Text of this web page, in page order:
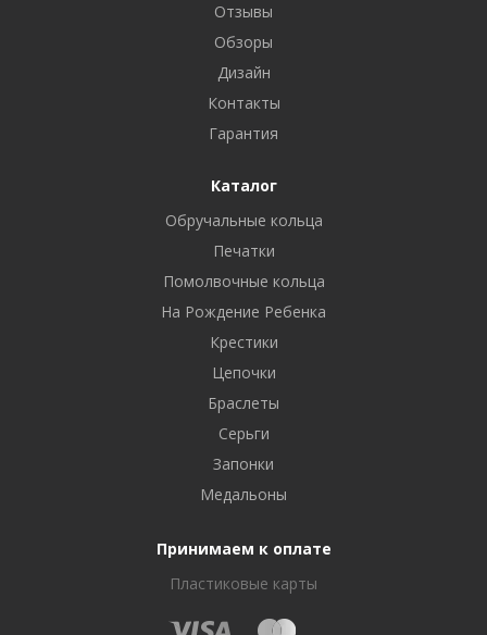
Отзывы
Обзоры
Дизайн
Контакты
Гарантия
Каталог
Обручальные кольца
Печатки
Помолвочные кольца
На Рождение Ребенка
Крестики
Цепочки
Браслеты
Серьги
Запонки
Медальоны
Принимаем к оплате
Пластиковые карты